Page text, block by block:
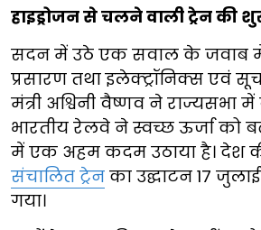
हाइड्रोजन से चलने वाली ट्रेन की
सदन में उठे एक सवाल के जवाब
प्रसारण तथा इलेक्ट्रॉनिक्स एवं
मंत्री अश्विनी वैष्णव ने राज्यसभा
भारतीय रेलवे ने स्वच्छ ऊर्जा को
में एक अहम कदम उठाया है। देश
संचालित ट्रेन का उद्घाटन 17
गया।